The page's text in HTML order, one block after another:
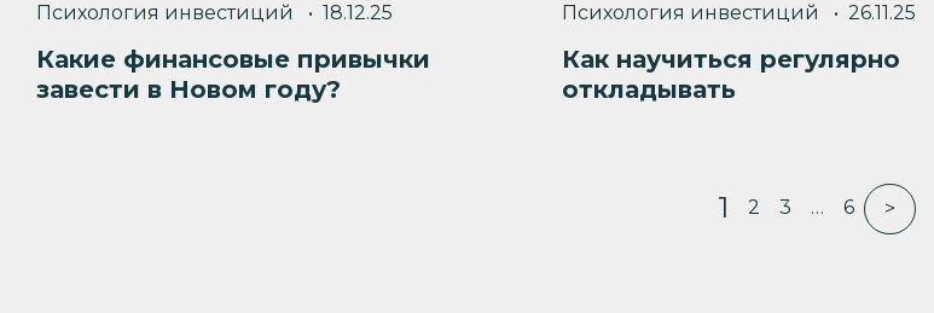
Психология инвестиций 18.12.25
Какие финансовые привычки
завести в Новом году?
Психология инвестиций 26.11.25
Как научиться регулярно
откладывать
1 2 3 … 6 >